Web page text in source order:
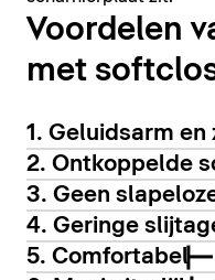
Voordelen
met
1. Geluidsarm en
2. Ontkoppelde
3. Geen
4. Geringe
5. Comfortabel